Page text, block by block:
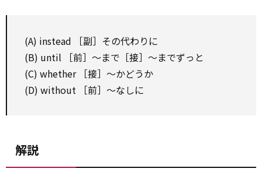
(A) instead ［副］その代わりに
(B) until ［前］～まで［接］～までずっと
(C) whether ［接］～かどうか
(D) without ［前］～なしに
解説